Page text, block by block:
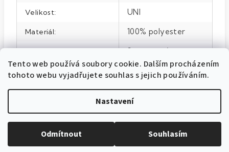
Tento web používá soubory cookie. Dalším procházením
tohoto webu vyjadřujete souhlas s jejich používáním.
Nastavení
Odmítnout Souhlasím
Velikost: UNI
Materiál: 100% polyester
Barva: Smetanová